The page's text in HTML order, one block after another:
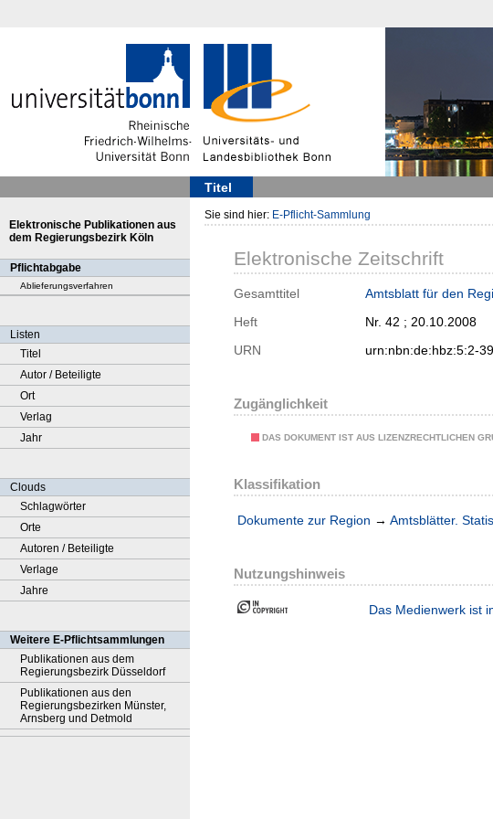
Titel
Elektronische Publikationen aus
dem Regierungsbezirk Köln
Pflichtabgabe
Ablieferungsverfahren
Listen
Titel
Autor / Beteiligte
Ort
Verlag
Jahr
Clouds
Schlagwörter
Orte
Autoren / Beteiligte
Verlage
Jahre
Weitere E-Pflichtsammlungen
Publikationen aus dem
Regierungsbezirk Düsseldorf
Publikationen aus den
Regierungsbezirken Münster,
Arnsberg und Detmold
Sie sind hier: E-Pflicht-Sammlung
Elektronische Zeitschrift
Gesamttitel
Amtsblatt für den
Heft
Nr. 42 ; 20.10.2008
URN
urn:nbn:de:hbz:5:2-
Zugänglichkeit
DAS DOKUMENT IST AUS LIZENZRECHTLICHEN
Klassifikation
Dokumente zur Region → Amtsblätter.
Nutzungshinweis
Das Medienwerk ist